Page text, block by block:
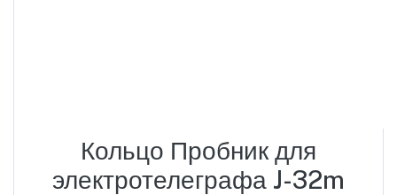
Кольцо Пробник для
электротелеграфа J-32m